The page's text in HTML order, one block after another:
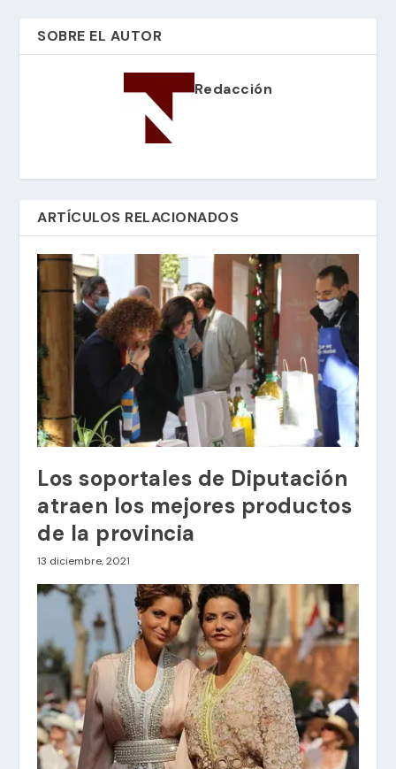
SOBRE EL AUTOR
Redacción
ARTÍCULOS RELACIONADOS
Los soportales de Diputación
atraen los mejores productos
de la provincia
13 diciembre, 2021